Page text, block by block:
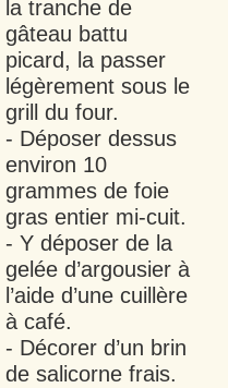
la tranche de
gâteau battu
picard, la passer
légèrement sous le
grill du four.
- Déposer dessus
environ 10
grammes de foie
gras entier mi-cuit.
- Y déposer de la
gelée d’argousier à
l’aide d’une cuillère
à café.
- Décorer d’un brin
de salicorne frais.